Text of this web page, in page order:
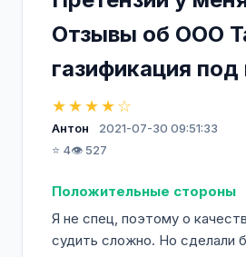
Отзывы об ООО
газификация
★★★★☆
Антон
2021-07-30 09:51:33
⭐ 4👁️ 527
Положительные стороны
Я не спец, поэтому о
судить сложно. Но сделали